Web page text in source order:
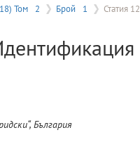
Том 2 Брой 1 Статия 12
България